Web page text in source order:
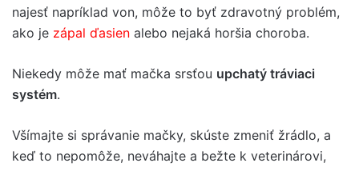
najesť napríklad von, môže to byť zdravotný problém,
ako je zápal ďasien alebo nejaká horšia choroba.
Niekedy môže mať mačka srsťou upchatý tráviaci
systém.
Všímajte si správanie mačky, skúste zmeniť žrádlo, a
keď to nepomôže, neváhajte a bežte k veterinárovi,